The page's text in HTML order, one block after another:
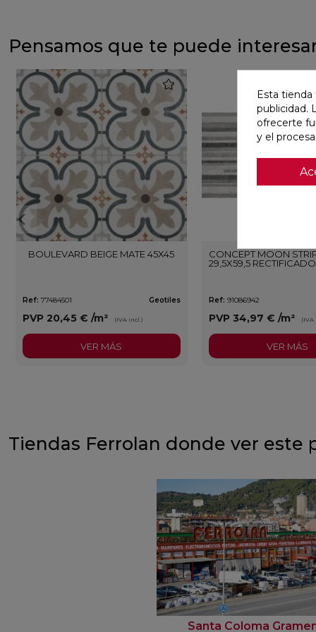
Pensamos que te puede
BOULEVARD BEIGE MATE 45X45
Ref: 77484501 Geotiles
PVP 20,45 € /m² (IVA incl.)
favorite
VER MÁS
CONCEPT MOON
29,5X59,5 RECTIFICADO
Ref: 91086942
PVP 34,97 € /m² (IVA
VER MÁS
Tiendas Ferrolan donde ver este
Santa Coloma
Esta tienda
publicidad.
ofrecerte
y el